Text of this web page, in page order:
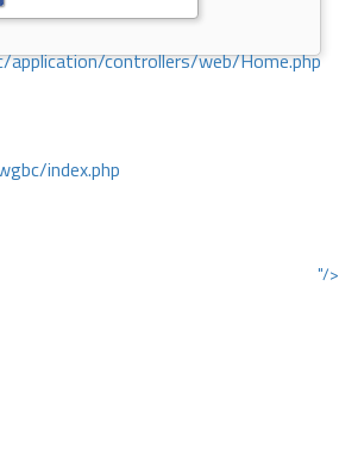
controllers/web/Home.php
index.php
"/>